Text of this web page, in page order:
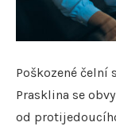
Poškozené čelní
Prasklina se
od